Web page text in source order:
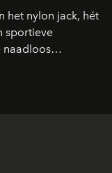
het nylon jack, hét
sportieve
naadloos